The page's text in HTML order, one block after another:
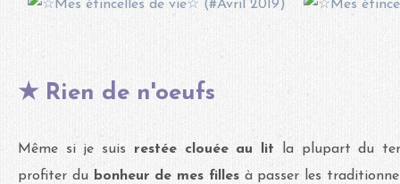
★ Rien de n'oeufs
Même si je suis restée clouée au lit la plupart du
profiter du bonheur de mes fillesà passer les